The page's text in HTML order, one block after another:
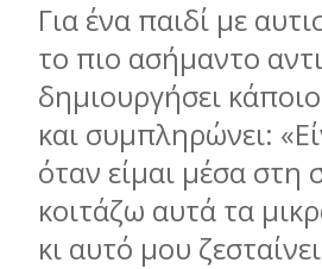
Για ένα παιδί µε
το πιο ασήµαντο
δηµιουργήσει
και συµπληρώνει:
όταν είµαι µέσα στη
κοιτάζω αυτά τα
κι αυτό µου